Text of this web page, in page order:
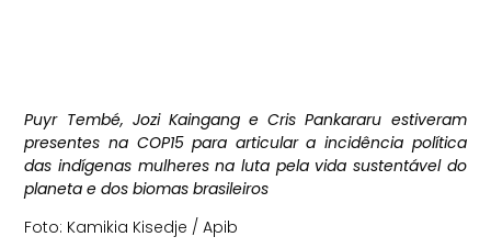
Puyr Tembé, Jozi Kaingang e Cris Pankararu estiveram
presentes na COP15 para articular a incidência política
das indígenas mulheres na luta pela vida sustentável do
planeta e dos biomas brasileiros
Foto: Kamikia Kisedje / Apib